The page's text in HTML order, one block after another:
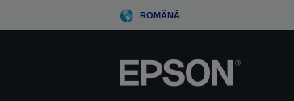
to
ROMÂNĂ